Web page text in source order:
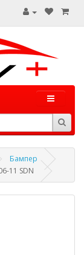
Бампер
11 SDN